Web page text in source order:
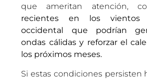
que ameritan atención,
recientes en los vientos
occidental que podrían
ondas cálidas y reforzar el
los próximos meses.
Si estas condiciones persisten